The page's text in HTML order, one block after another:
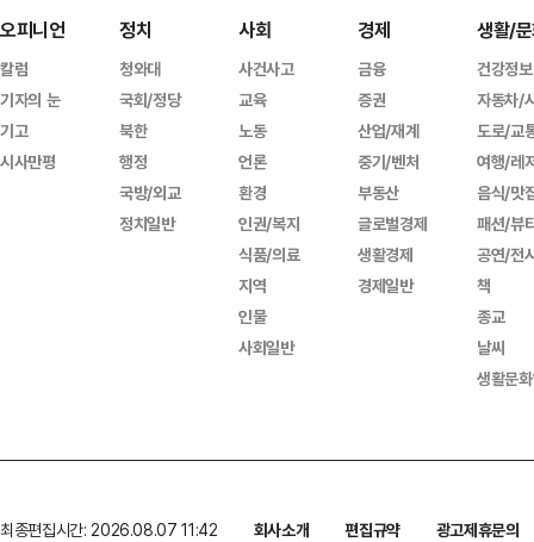
오피니언
칼럼
기자의 눈
기고
시사만평
정치
청와대
국회/정당
북한
행정
국방/외교
정치일반
사회
사건사고
교육
노동
언론
환경
인권/복지
식품/의료
지역
인물
사회일반
경제
금융
증권
산업/재계
중기/벤처
부동산
글로벌경제
생활경제
경제일반
생활/
건강정보
자동차/
도로/교
여행/레
음식/맛
패션/뷰
공연/전
책
종교
날씨
생활문
최종편집시간: 2026.08.07 11:42 회사소개 편집규약
광고제휴문의